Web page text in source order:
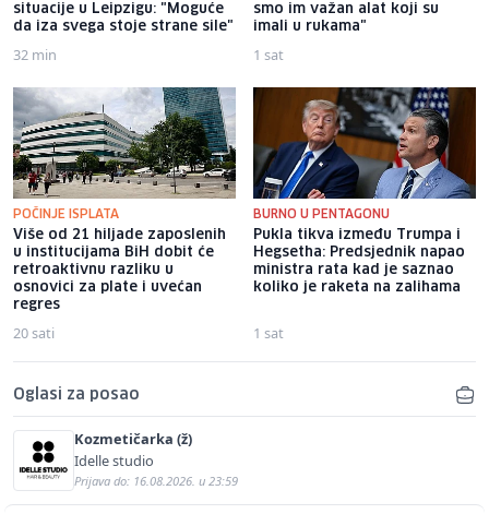
situacije u Leipzigu: "Moguće
da iza svega stoje strane sile"
32 min
smo im važan alat koji su
imali u rukama"
1 sat
POČINJE ISPLATA
Više od 21 hiljade zaposlenih
u institucijama BiH dobit će
retroaktivnu razliku u
osnovici za plate i uvećan
regres
20 sati
BURNO U PENTAGONU
Pukla tikva između Trumpa i
Hegsetha: Predsjednik napao
ministra rata kad je saznao
koliko je raketa na zalihama
1 sat
Oglasi za posao
Kozmetičarka (ž)
Idelle studio
Prijava do: 16.08.2026. u 23:59